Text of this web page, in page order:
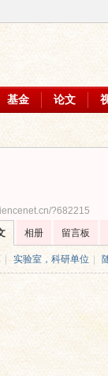
基金 论文
?682215
相册 留言板
实验室，科研单位